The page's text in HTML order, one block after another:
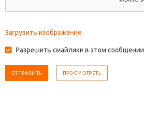
Загрузить изображение
Разрешить смайлики в этом сообщении